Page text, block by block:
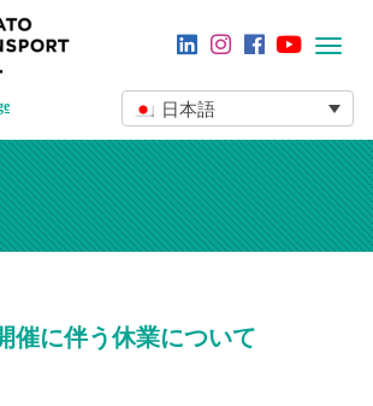
日本語
催に伴う休業について